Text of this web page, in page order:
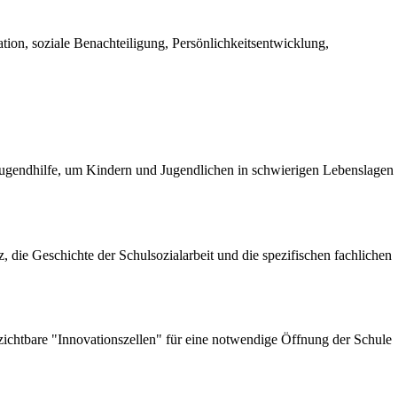
soziale Benachteiligung, Persönlichkeitsentwicklung,
um Kindern und Jugendlichen in schwierigen Lebenslagen
Geschichte der Schulsozialarbeit und die spezifischen fachlichen
"Innovationszellen" für eine notwendige Öffnung der Schule